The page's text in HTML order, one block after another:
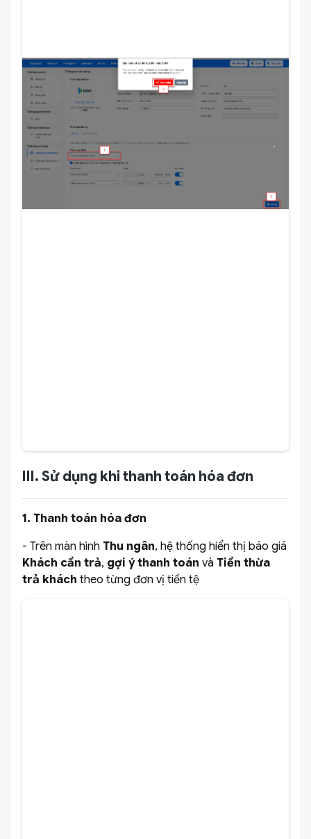
III. Sử dụng khi thanh toán hóa đơn
1. Thanh toán hóa đơn
- Trên màn hình Thu ngân, hệ thống hiển thị báo giá
Khách cần trả, gợi ý thanh toán và Tiền thừa
trả khách theo từng đơn vị tiền tệ